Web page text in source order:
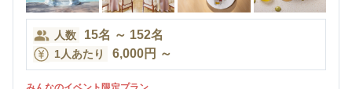
人数 15名 ～ 152名
1人あたり 6,000円 ～